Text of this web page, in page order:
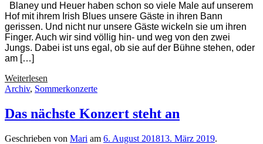
Blaney und Heuer haben schon so viele Male auf unserem
Hof mit ihrem Irish Blues unsere Gäste in ihren Bann
gerissen. Und nicht nur unsere Gäste wickeln sie um ihren
Finger. Auch wir sind völlig hin- und weg von den zwei
Jungs. Dabei ist uns egal, ob sie auf der Bühne stehen, oder
am […]
Weiterlesen
Voice
Germany
Archiv, Sommerkonzerte
Das nächste Konzert steht an
Geschrieben von Mari am 6. August 201813. März 2019.